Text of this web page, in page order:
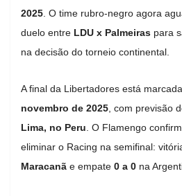
2025 . O time rubro-negro agora
duelo entre LDU x Palmeiras para
na decisão do torneio continental.
A final da Libertadores está
novembro de 2025 , com previsão
Lima, no Peru . O Flamengo
eliminar o Racing na semifinal:
Maracanã e empate 0 a 0 na